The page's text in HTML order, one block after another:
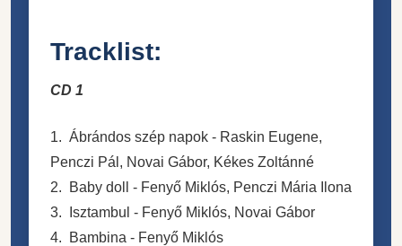
Tracklist:
CD 1
1. Ábrándos szép napok - Raskin Eugene,
Penczi Pál, Novai Gábor, Kékes Zoltánné
2. Baby doll - Fenyő Miklós, Penczi Mária Ilona
3. Isztambul - Fenyő Miklós, Novai Gábor
4. Bambina - Fenyő Miklós